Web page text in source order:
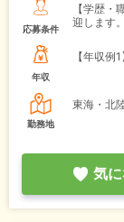
応募条件
【学歴
迎します。
年収
【年収例1
勤務地
東海・北
気